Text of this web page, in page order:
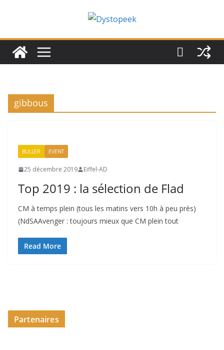
gibbous
BULLER EVENT
25 décembre 2019 Eiffel-AD
Top 2019 : la sélection de Flad
CM à temps plein (tous les matins vers 10h à peu près)
(NdSAAvenger : toujours mieux que CM plein tout
Read More
Partenaires